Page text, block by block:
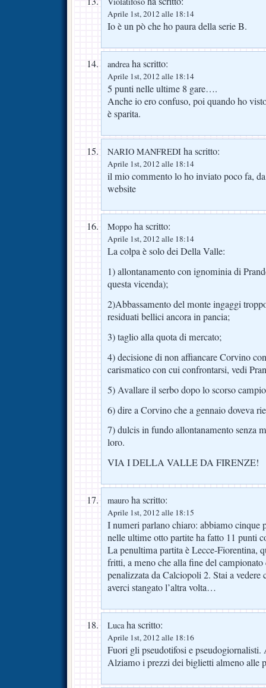
Aprile 1st, 2012 alle 18:14
Io è un pò che ho paura della serie B.
andreaha scritto:
Aprile 1st, 2012 alle 18:14
5 punti nelle ultime 8 gare….
Anche io ero confuso, poi quando ho
è sparita.
NARIO MANFREDI ha scritto:
Aprile 1st, 2012 alle 18:14
il mio commento lo ho inviato poco fa,
website
Moppo ha scritto:
Aprile 1st, 2012 alle 18:14
La colpa è solo dei Della Valle:
1) allontanamento con ignominia di
questa vicenda);
2)Abbassamento del monte ingaggi
residuati bellici ancora in pancia;
3) taglio alla quota di mercato;
4) decisione di non affiancare Corvino
carismatico con cui confrontarsi, vedi
5) Avallare il serbo dopo lo scorso
6) dire a Corvino che a gennaio doveva
7) dulcis in fundo allontanamento senza
loro.
VIA I DELLA VALLE DA FIRENZE!
mauro ha scritto:
Aprile 1st, 2012 alle 18:15
I numeri parlano chiaro: abbiamo cinque
nelle ultime otto partite ha fatto 11 punti
La penultima partita è Lecce-Fiorentina,
fritti, a meno che alla fine del campionato
penalizzata da Calciopoli 2. Stai a vedere
averci stangato l’altra volta…
Lucaha scritto:
Aprile 1st, 2012 alle 18:16
Fuori gli pseudotifosi e pseudogiornalisti.
Alziamo i prezzi dei biglietti almeno alle